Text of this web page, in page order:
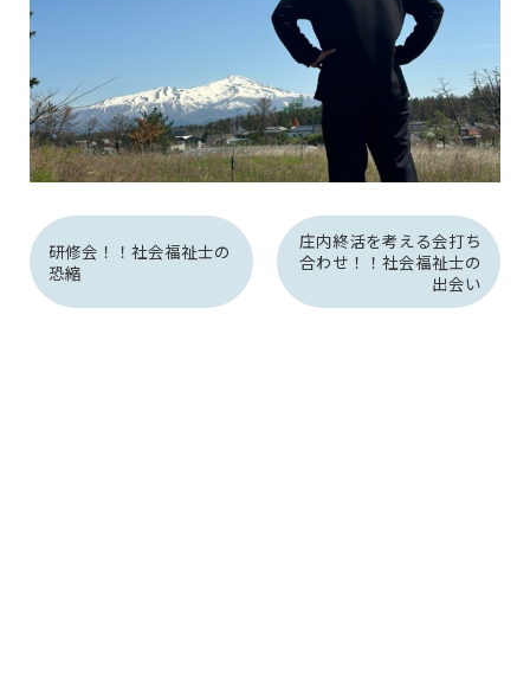
研修会！！社会福祉士の
恐縮
庄内終活を考える会打ち
合わせ！！社会福祉士の
出会い